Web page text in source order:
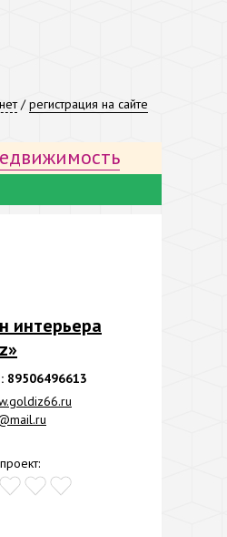
/регистрация на сайте
интерьера
89506496613